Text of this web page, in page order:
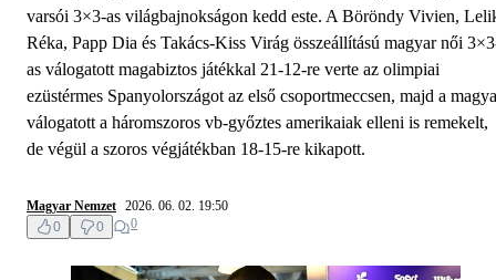
varsói 3×3-as világbajnokságon kedd este. A Böröndy Vivien,
Réka, Papp Dia és Takács-Kiss Virág összeállítású magyar női
as válogatott magabiztos játékkal 21-12-re verte az olimpiai
ezüstérmes Spanyolországot az első csoportmeccsen, majd a
válogatott a háromszoros vb-győztes amerikaiak elleni is remekelt,
de végül a szoros végjátékban 18-15-re kikapott.
Magyar Nemzet 2026. 06. 02. 19:50
0
0 0